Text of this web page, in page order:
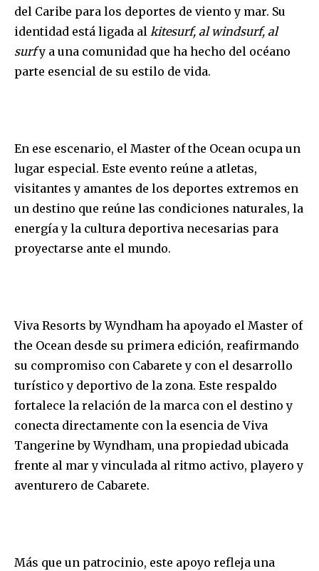
del Caribe para los deportes de viento y mar. Su
identidad está ligada al kitesurf, al windsurf, al
surfy a una comunidad que ha hecho del océano
parte esencial de su estilo de vida.
En ese escenario, el Master of the Ocean ocupa un
lugar especial. Este evento reúne a atletas,
visitantes y amantes de los deportes extremos en
un destino que reúne las condiciones naturales, la
energía y la cultura deportiva necesarias para
proyectarse ante el mundo.
Viva Resorts by Wyndham ha apoyado el Master of
the Ocean desde su primera edición, reafirmando
su compromiso con Cabarete y con el desarrollo
turístico y deportivo de la zona. Este respaldo
fortalece la relación de la marca con el destino y
conecta directamente con la esencia de Viva
Tangerine by Wyndham, una propiedad ubicada
frente al mar y vinculada al ritmo activo, playero y
aventurero de Cabarete.
Más que un patrocinio, este apoyo refleja una